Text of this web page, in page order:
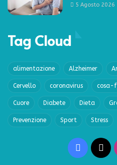
5 Agosto 2026
Tag Cloud
alimentazione Alzheimer
Cervello coronavirus cosa-
Cuore Diabete Dieta
Prevenzione Sport Stress
Facebook